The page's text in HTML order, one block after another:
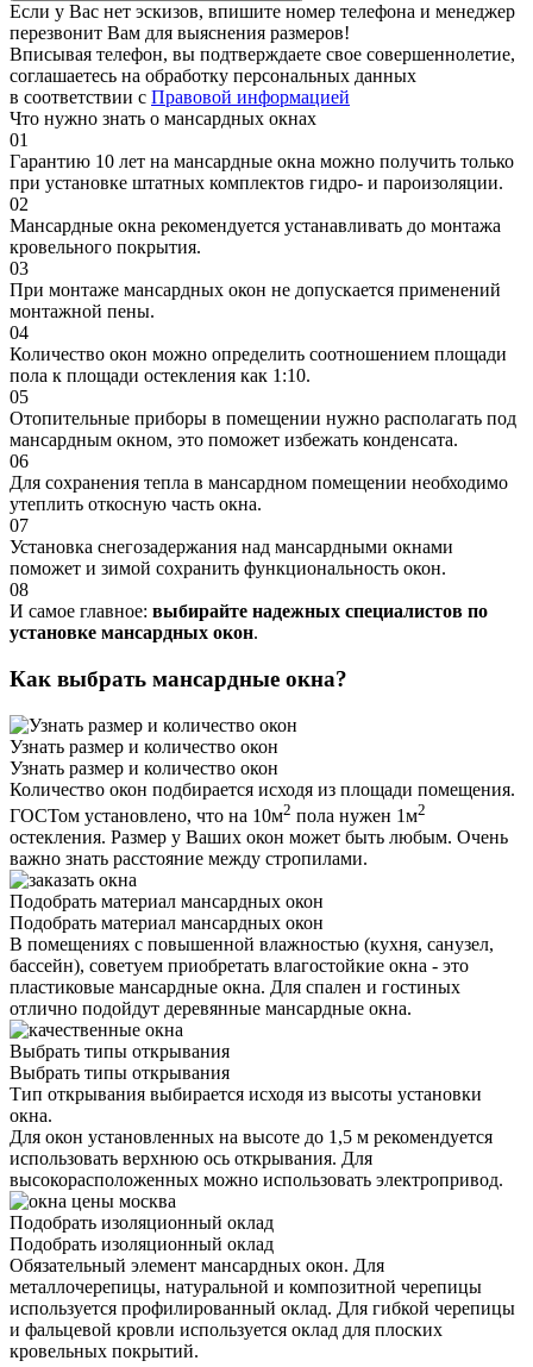
Если у Вас нет эскизов, впишите номер телефона и менеджер
перезвонит Вам для выяснения размеров!
Вписывая телефон, вы подтверждаете свое совершеннолетие,
соглашаетесь на обработку персональных данных
в соответствии с Правовой информацией
Что нужно знать о мансардных окнах
01
Гарантию 10 лет на мансардные окна можно получить только
при установке штатных комплектов гидро- и пароизоляции.
02
Мансардные окна рекомендуется устанавливать до монтажа
кровельного покрытия.
03
При монтаже мансардных окон не допускается применений
монтажной пены.
04
Количество окон можно определить соотношением площади
пола к площади остекления как 1:10.
05
Отопительные приборы в помещении нужно располагать под
мансардным окном, это поможет избежать конденсата.
06
Для сохранения тепла в мансардном помещении необходимо
утеплить откосную часть окна.
07
Установка снегозадержания над мансардными окнами
поможет и зимой сохранить функциональность окон.
08
И самое главное: выбирайте надежных специалистов по
установке мансардных окон.
Как выбрать мансардные окна?
Узнать размер и количество окон
Узнать размер и количество окон
Количество окон подбирается исходя из площади помещения.
ГОСТом установлено, что на 10м2 пола нужен 1м2
остекления. Размер у Ваших окон может быть любым. Очень
важно знать расстояние между стропилами.
Подобрать материал мансардных окон
Подобрать материал мансардных окон
В помещениях с повышенной влажностью (кухня, санузел,
бассейн), советуем приобретать влагостойкие окна - это
пластиковые мансардные окна. Для спален и гостиных
отлично подойдут деревянные мансардные окна.
Выбрать типы открывания
Выбрать типы открывания
Тип открывания выбирается исходя из высоты установки
окна.
Для окон установленных на высоте до 1,5 м рекомендуется
использовать верхнюю ось открывания. Для
высокорасположенных можно использовать электропривод.
Подобрать изоляционный оклад
Подобрать изоляционный оклад
Обязательный элемент мансардных окон. Для
металлочерепицы, натуральной и композитной черепицы
используется профилированный оклад. Для гибкой черепицы
и фальцевой кровли используется оклад для плоских
кровельных покрытий.